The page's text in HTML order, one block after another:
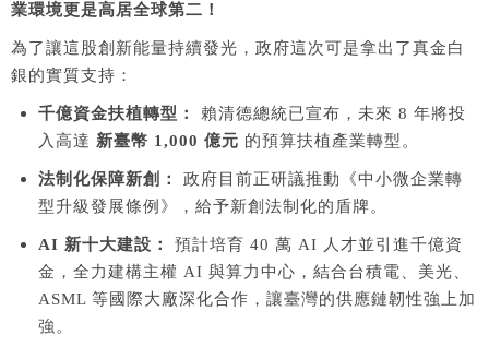
業環境更是高居全球第二！
為了讓這股創新能量持續發光，政府這次可是拿出了真金白
銀的實質支持：
千億資金扶植轉型：
賴清德總統已宣布，未來 8 年將投
入高達 新臺幣 1,000 億元 的預算扶植產業轉型。
法制化保障新創：
政府目前正研議推動《中小微企業轉
型升級發展條例》，給予新創法制化的盾牌。
AI 新十大建設：
預計培育 40 萬 AI 人才並引進千億資
金，全力建構主權 AI 與算力中心，結合台積電、美光、
ASML 等國際大廠深化合作，讓臺灣的供應鏈韌性強上加
強。